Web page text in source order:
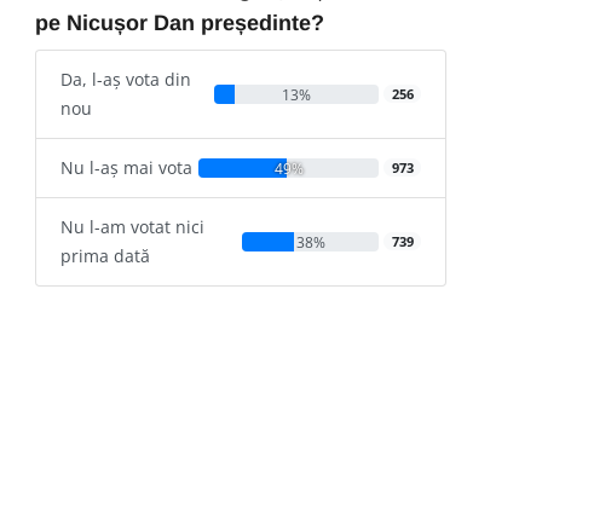
pe Nicușor Dan președinte?
Da, l-aș vota din
nou
13% 256
Nu l-aș mai vota 49% 973
Nu l-am votat nici
prima dată
38% 739